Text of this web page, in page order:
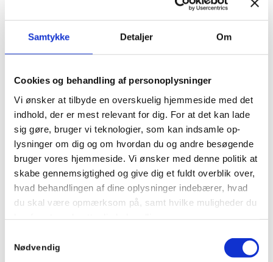
Samtykke Detaljer Om
Cookies og behandling af personoplysninger
Vi ønsker at tilbyde en overskuelig hjemmeside med det
indhold, der er mest relevant for dig. For at det kan lade
sig gøre, bruger vi teknologier, som kan indsamle op-
lysninger om dig og om hvordan du og andre besøgende
bruger vores hjemmeside. Vi ønsker med denne politik at
skabe gennemsigtighed og give dig et fuldt overblik over,
hvad behandlingen af dine oplysninger indebærer, hvad
du skal være opmærksom på, samt hvilke muligheder du
BEHANDLING AF PERSONOPLYSNINGER VED
Nødvendig
I vores Code of Conduct fastlægger vi de principper
og retningslinjer for ansvarlig og etisk adfærd, vi
arbejder i fra i Gran Recovery and Health. Den gælder
for alle medarbejdere, ledere, leverandører og
Læs mere
Persondatapolitik
Vores kunders, patienters og beboeres privatliv
har stor betydning. Vi har selvfølgelig politikker
på området for alle typer indskrivninger og
kommunikation for alle vores virksomheder.